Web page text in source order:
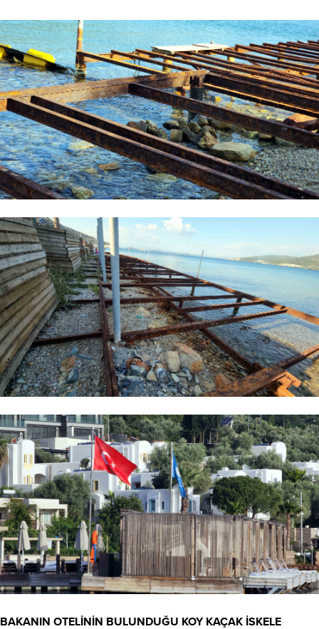
BAKANIN OTELİNİN BULUNDUĞU KOY KAÇAK İSKELE